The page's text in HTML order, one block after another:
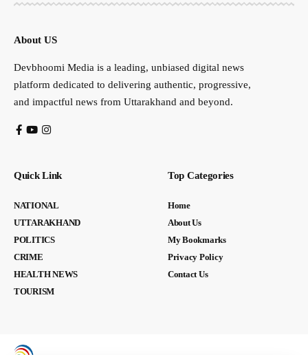
About US
Devbhoomi Media is a leading, unbiased digital news
platform dedicated to delivering authentic, progressive,
and impactful news from Uttarakhand and beyond.
Quick Link
NATIONAL
UTTARAKHAND
POLITICS
CRIME
HEALTH NEWS
TOURISM
Top Categories
Home
About Us
My Bookmarks
Privacy Policy
Contact Us